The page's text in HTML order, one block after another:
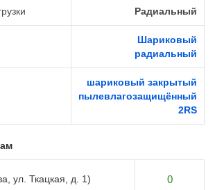
Радиальный
Шариковый
радиальный
шариковый закрытый
пылевлагозащищённый
2RS
ул. Ткацкая, д. 1) 0